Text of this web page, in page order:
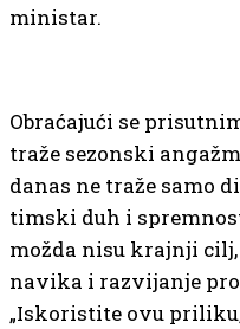
ministar.
Obraćajući se
traže sezonski
danas ne traže samo
timski duh i
možda nisu krajnji
navika i razvijanje
„Iskoristite ovu